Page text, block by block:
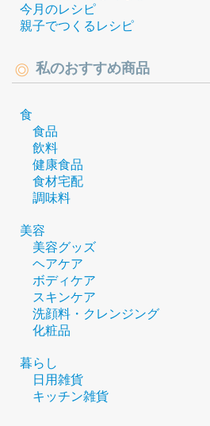
今月のレシピ
親子でつくるレシピ
私のおすすめ商品
食
食品
飲料
健康食品
食材宅配
調味料
美容
美容グッズ
ヘアケア
ボディケア
スキンケア
洗顔料・クレンジング
化粧品
暮らし
日用雑貨
キッチン雑貨